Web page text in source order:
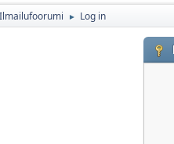
Ilmailufoorumi ► Log in